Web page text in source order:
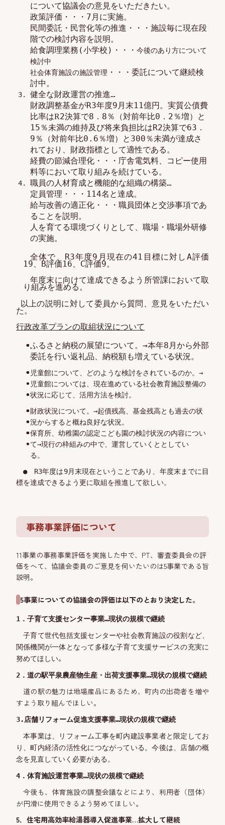
について協議会の意見をいただきたい。
政策評価 ・・・ 7月に実施。
民間委託・民営化等の推進 ・・・ 施設毎に現在段
階での検討内容を説明。
給食調理業務 (小学校 ) ・・・ 今後のあり方について
検討中
社会体育施設の施設管理 ・・・ 委託について継続検
討中。
健全な財政運営の推進…
財政調整基金がR3年度9月末11億円。 実質公債費
比率はR2決算で8． 8 ％（対前年比0． 2 ％増）
と
15 ％未満の維持及び将来負担比はR2決算で63．
9 ％（対前年比0 . 6 ％増） と 300 ％未満が達成さ
れており、財政指標として適性である。
経費の節減合理化 ・・・ 庁舎電気料、コピー使用
料等において取り組みを続けている。
職員の人材育成と機能的な組織の構築…
定員管理 ・・・ 114名と達成。
給与改善の適正化 ・・・ 職員団体と交渉事項であ
ること を説明。
人を育てる環境づくりとして、職場・職場外研修
の実施。
全体で、 R3年度9月現在の41 目標に対しA評価
19、B評価16、C評価9。
年度末に向けて達成できるよう所管課において取
り組みを進める。
以上の説明に対して委員から質問、意見をいただい
た。
行政改革プランの取組状況について
ふるさと納税の展望について 。→本年8月から外部
委託を行い返礼品、納税額も増えている状況。
児童館について、 どのような検討をされているのか。→
児童館については、現在進めている社会教育施設整備の
状況に応じて、 活用方法を検討。
財政状況について。→起債残高、基金残高とも過去の状
況からすると概ね良好な状況 。
保育所、幼稚園の認定こども園の検討状況の内容につい
て→現行の枠組みの中で、運営していくととしてい
る。
●
R3年度は9月末現在ということであり、年度末までに目
標を達成できるよう更に取組を推進して欲しい。
事務事業評価について
11事業の事務事業評価を実施した中で、PT、審査委員会の評
価をへて、協議会委員のご意見を伺いたいのは5事業である旨
説明。
5事業についての協議会の評価は以下のとおり決定した。
1． 子育て支援センター事業…現状の規模で継続
子育て世代包括支援センターや社会教育施設の役割など、
関係機関が一体となって多様な子育て支援サービスの充実に
努めてほしい。
2 ． 道の駅平泉農産物生産・出荷支援事業…現状の規模で継続
道の駅の魅力は地場産品にあるため、町内の出荷者を増や
すよう取り組んでほしい。
3. 店舗リフォーム促進支援事業…現状の規模で継続
本事業は、リフォーム 工事を町内建設事業者と限定してお
り、町内経済の活性化につながっている。今後は、店舗の概
念を見直していく必要がある。
4． 体育施設運営事業…現状の規模で継続
今後も、体育施設の調整会議などにより、利用者（団体）
が円滑に使用できるよう努めてほしい。
5．住宅用高効率給湯器導入促進事業…拡大して継続